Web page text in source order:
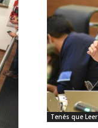
Tenés que Leer